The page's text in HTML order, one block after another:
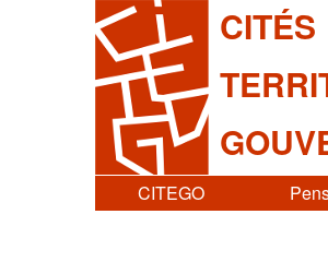
CITÉS
CITEGO